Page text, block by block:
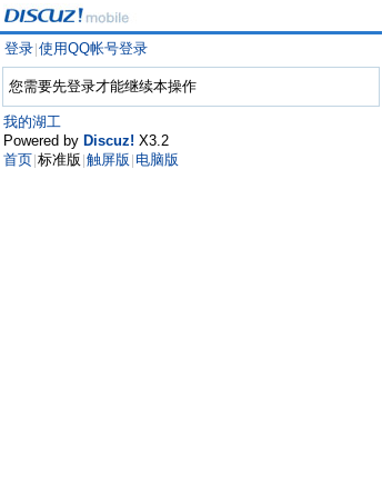
登录 使用QQ帐号登录
您需要先登录才能继续本操作
我的湖工
Powered by Discuz! X3.2
首页 标准版 触屏版 电脑版